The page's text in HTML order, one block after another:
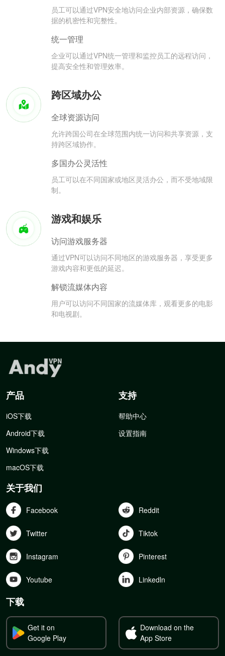
员工可以通过VPN安全地访问企业内部资源，确保数
据的机密性和完整性。
统一管理
企业可以通过VPN统一管理和监控员工的远程访问，
提高安全性和管理效率。
跨区域办公
全球资源访问
允许跨国公司在全球范围内统一访问和共享资源，支
持跨区域协作。
多国办公灵活性
员工可以在不同国家或地区灵活办公，而不受地域限
制。
游戏和娱乐
访问游戏服务器
通过VPN可以访问不同地区的游戏服务器，享受更多
游戏内容和更低的延迟。
解锁流媒体内容
用户可以访问不同国家的流媒体库，观看更多的电影
和电视剧。
产品
iOS下载
Android下载
Windows下载
macOS下载
支持
帮助中心
设置指南
关于我们
Facebook Reddit
Twitter Tiktok
Instagram Pinterest
Youtube Linkedln
下载
Get it on
Google Play
Download on the
App Store